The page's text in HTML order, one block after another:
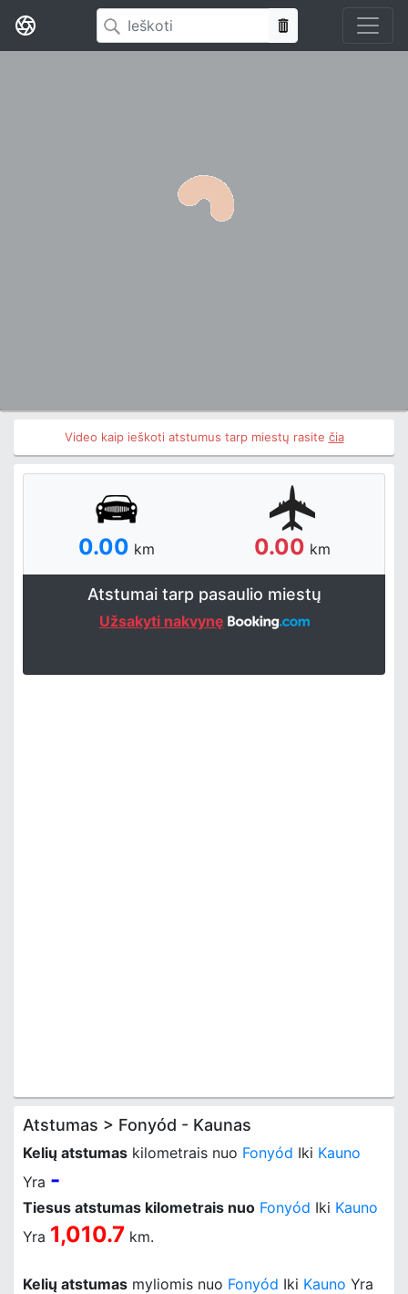
Video kaip ieškoti atstumus tarp miestų rasite čia
0.00 km 0.00 km
Atstumai tarp pasaulio miestų
Užsakyti nakvynę
Atstumas > Fonyód - Kaunas
Kelių atstumas kilometrais nuo Fonyód Iki Kauno
Yra -
Tiesus atstumas kilometrais nuo Fonyód Iki Kauno
Yra 1,010.7 km.
Kelių atstumas myliomis nuo Fonyód Iki Kauno Yra